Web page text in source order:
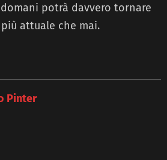
potrà davvero tornare
attuale che mai.
Pinter